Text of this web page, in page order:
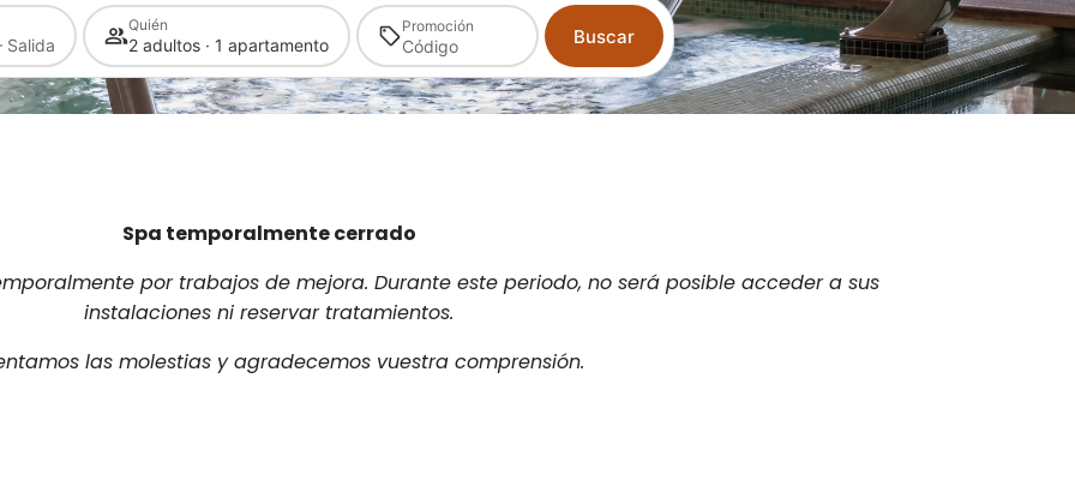
Quién
2 adultos · 1 apartamento
Promoción Buscar
Spa temporalmente cerrado
por trabajos de mejora. Durante este periodo, no será posible acceder a sus
instalaciones ni reservar tratamientos.
las molestias y agradecemos vuestra comprensión.